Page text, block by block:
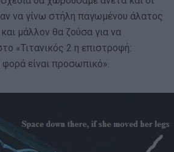
να γίνω στήλη παγωμένου άλατος
μάλλον θα ζούσα για να
«Τιτανικός 2 η επιστροφή:
είναι προσωπικό».